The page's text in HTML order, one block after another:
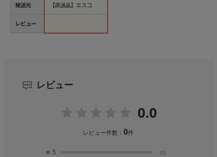
発送元
レビュー
【直送品】エスコ
レビュー
0.0
レビュー件数：0件
★ 5 (0)